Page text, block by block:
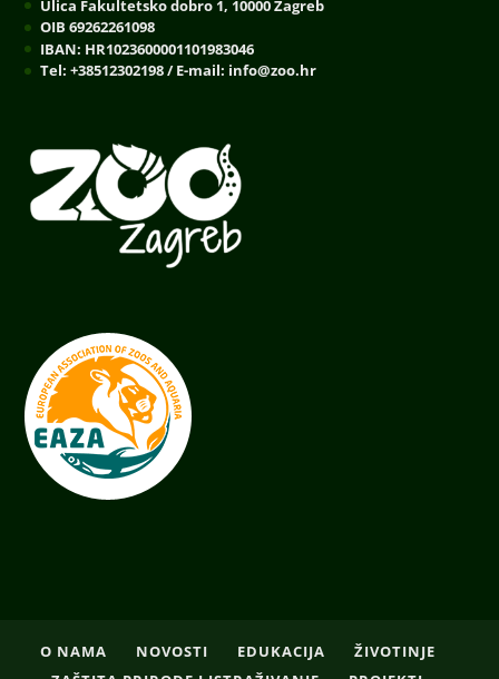
Ulica Fakultetsko dobro 1, 10000 Zagreb
OIB 69262261098
IBAN: HR1023600001101983046
Tel: +38512302198 / E-mail: info@zoo.hr
O NAMA NOVOSTI EDUKACIJA
ŽIVOTINJE